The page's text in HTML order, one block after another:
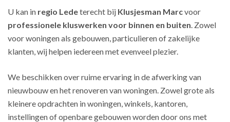
U kan in regio Ledeterecht bij Klusjesman Marcvoor
professionele kluswerken voor binnen en buiten. Zowel
voor woningen als gebouwen, particulieren of zakelijke
klanten, wij helpen iedereen met evenveel plezier.
We beschikken over ruime ervaring in de afwerking van
nieuwbouw en het renoveren van woningen. Zowel grote als
kleinere opdrachten in woningen, winkels, kantoren,
instellingen of openbare gebouwen worden door ons met